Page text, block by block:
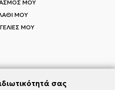
ΜΟΥ
ΜΟΥ
ΜΟΥ
Visit FacebookVisit Vimeo
σας